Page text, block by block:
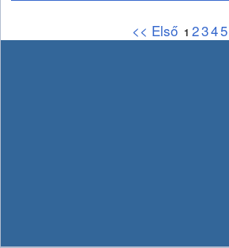
<< Első 1 2345